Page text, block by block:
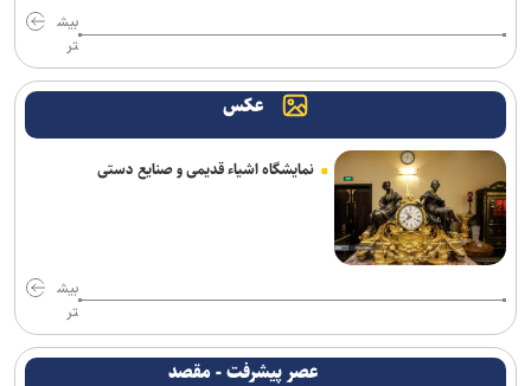
کند
دیدار و گفتگوی رئیس‌جمهور با رهبر معظم انقلاب درباره مسائل اقتصادی
و نظامی کشور
دولت درخصوص بنزین باید سیاست‌های غیرقیمتی را به جای گران‌سازی
اجرایی کند/ سهمیه یارانه‌ای به کد ملی اختصاص یابد
احتمال انتقال موشک‌های اتکامز ترکیه به اوکراین توسط آمریکا
شلیک موج جدیدی از موشک‌های یمن به سمت «المخا»
بیش
تر
عکس
نمایشگاه اشیاء قدیمی و صنایع دستی
بیش
تر
عصر پیشرفت - مقصد